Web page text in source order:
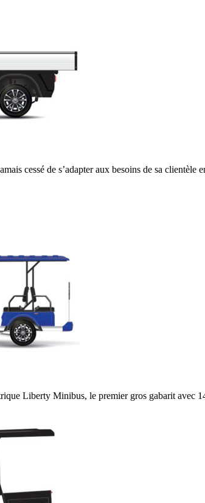
cessé de s’adapter aux besoins de sa clientèle
Liberty Minibus, le premier gros gabarit avec